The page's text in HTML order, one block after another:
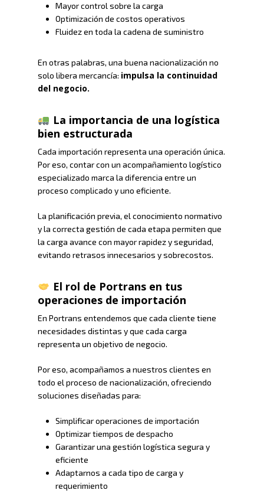
Mayor control sobre la carga
Optimización de costos operativos
Fluidez en toda la cadena de suministro
En otras palabras, una buena nacionalización no
solo libera mercancía: impulsa la continuidad
del negocio.
La importancia de una logística
bien estructurada
Cada importación representa una operación única.
Por eso, contar con un acompañamiento logístico
especializado marca la diferencia entre un
proceso complicado y uno eficiente.
La planificación previa, el conocimiento normativo
y la correcta gestión de cada etapa permiten que
la carga avance con mayor rapidez y seguridad,
evitando retrasos innecesarios y sobrecostos.
El rol de Portrans en tus
operaciones de importación
En Portrans entendemos que cada cliente tiene
necesidades distintas y que cada carga
representa un objetivo de negocio.
Por eso, acompañamos a nuestros clientes en
todo el proceso de nacionalización, ofreciendo
soluciones diseñadas para:
Simplificar operaciones de importación
Optimizar tiempos de despacho
Garantizar una gestión logística segura y
eficiente
Adaptarnos a cada tipo de carga y
requerimiento